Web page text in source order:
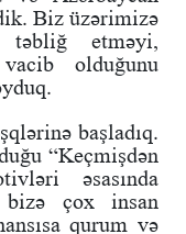
Biz üzərimizə
təbliğ etməyi,
olduğunu
başladıq.
“Keçmişdən
əsasında
bizə çox insan
qurum və